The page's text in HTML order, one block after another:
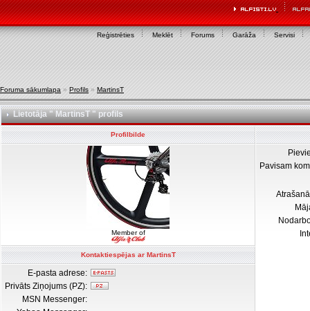
Reģistrēties Meklēt Forums Garāža Servisi
Foruma sākumlapa » Profils » MartinsT
Lietotāja " MartinsT " profils
Profilbilde
Member of
Pavisam
Kontaktiespējas ar MartinsT
E-pasta adrese:
Privāts Ziņojums (PZ):
MSN Messenger: